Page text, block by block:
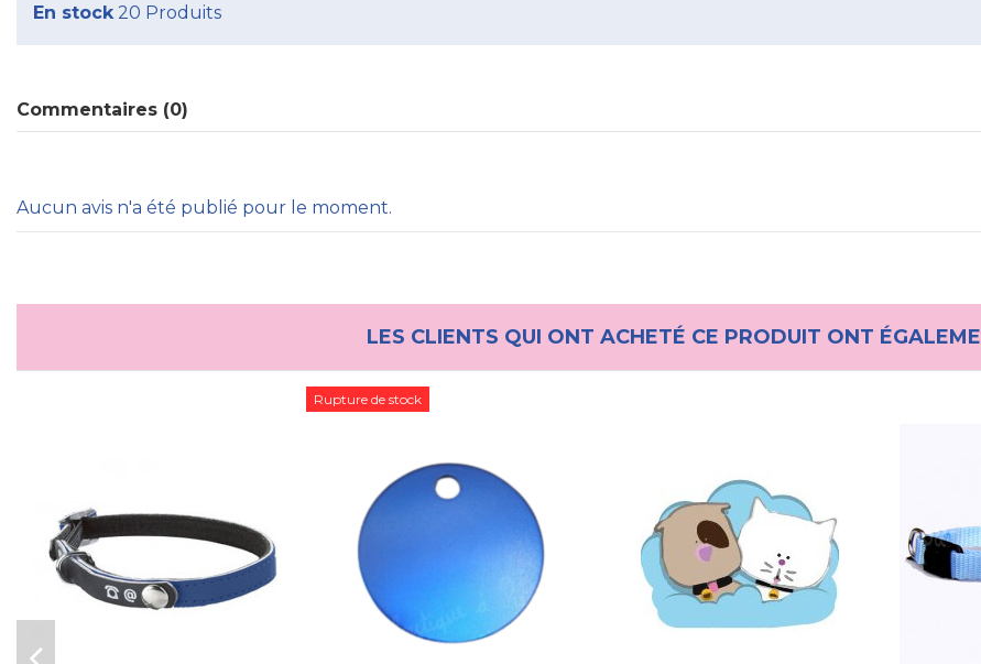
En stock 20 Produits
Commentaires (0)
Aucun avis n'a été publié pour le moment.
LES CLIENTS QUI ONT ACHETÉ CE PRODUIT ONT
Rupture de stock